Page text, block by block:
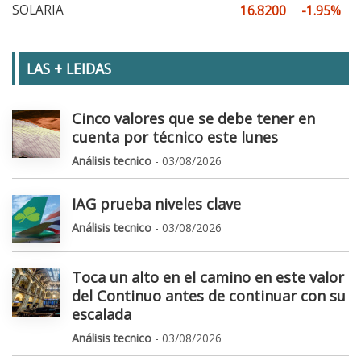
SOLARIA 16.8200 -1.95%
LAS + LEIDAS
Cinco valores que se debe tener en
cuenta por técnico este lunes
Análisis tecnico - 03/08/2026
IAG prueba niveles clave
Análisis tecnico - 03/08/2026
Toca un alto en el camino en este valor
del Continuo antes de continuar con su
escalada
Análisis tecnico - 03/08/2026